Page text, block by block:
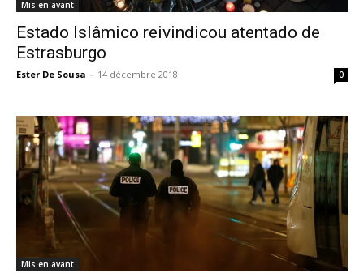
Mis en avant
Estado Islâmico reivindicou atentado de
Estrasburgo
Ester De Sousa - 14 décembre 2018 0
Mis en avant